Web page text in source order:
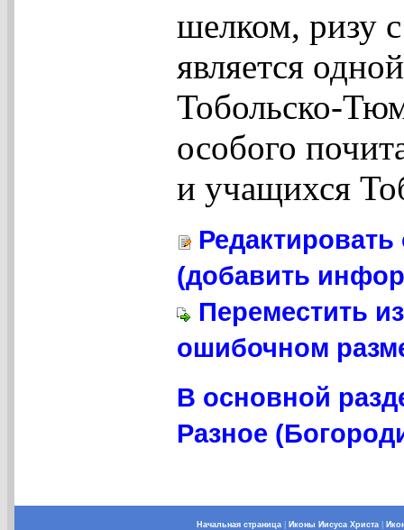
шелком, ризу
является
Тобольско-
особого
и учащихся
(добавить
Переместить
ошибочном
В основной
Разное
Начальная страница| Иконы Иисуса Христа|